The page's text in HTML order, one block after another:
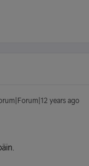
years ago